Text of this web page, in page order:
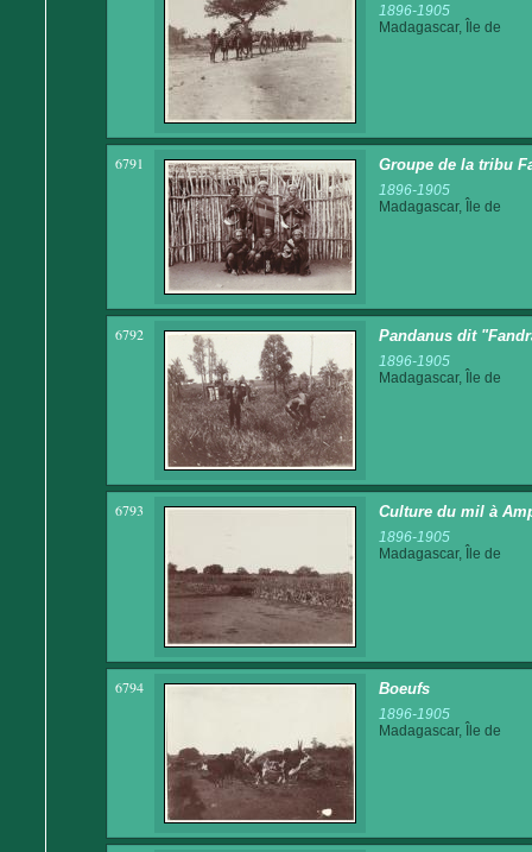
1896-1905
Madagascar, Île de
6791 Groupe de la tribu
1896-1905
Madagascar, Île de
6792 Pandanus dit
1896-1905
Madagascar, Île de
6793 Culture du mil à
1896-1905
Madagascar, Île de
6794 Boeufs
1896-1905
Madagascar, Île de